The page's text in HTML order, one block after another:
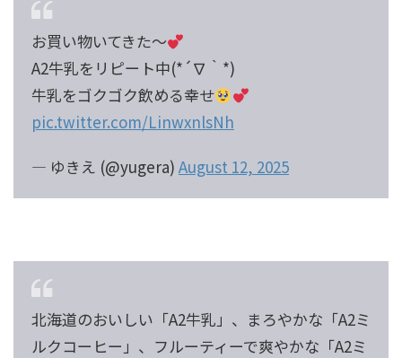
お買い物いてきた〜
A2牛乳をリピート中(*´∇｀*)
牛乳をゴクゴク飲める幸せ
pic.twitter.com/LinwxnlsNh
— ゆきえ (@yugera) August 12, 2025
北海道のおいしい「A2牛乳」、まろやかな「A2ミ
ルクコーヒー」、フルーティーで爽やかな「A2ミ